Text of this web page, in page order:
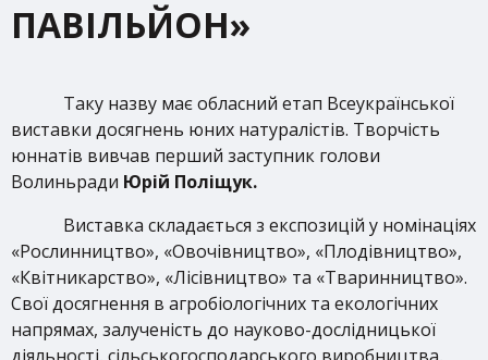
ПАВІЛЬЙОН»
Таку назву має обласний етап Всеукраїнської
виставки досягнень юних натуралістів. Творчість
юннатів вивчав перший заступник голови
Волиньради Юрій Поліщук.
Виставка складається з експозицій у номінаціях
«Рослинництво», «Овочівництво», «Плодівництво»,
«Квітникарство», «Лісівництво» та «Тваринництво».
Свої досягнення в агробіологічних та екологічних
напрямах, залученість до науково-дослідницької